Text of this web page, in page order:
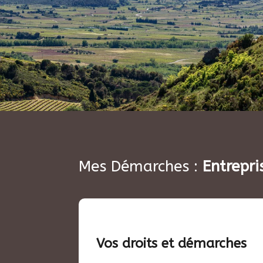
Mes Démarches :
Vos droits et démarches